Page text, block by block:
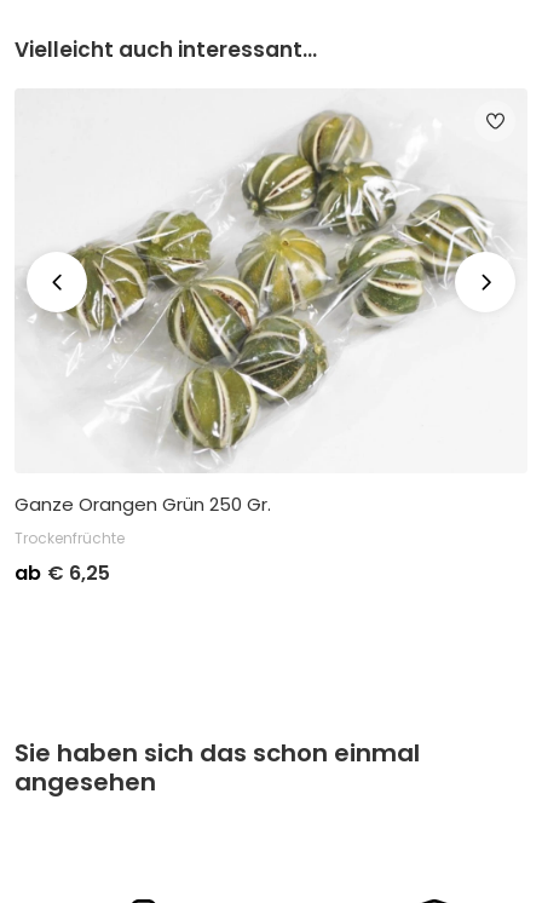
Vielleicht auch interessant...
Ganze Orangen Grün 250 Gr.
Trockenfrüchte
ab € 6,25
Sie haben sich das schon einmal
angesehen